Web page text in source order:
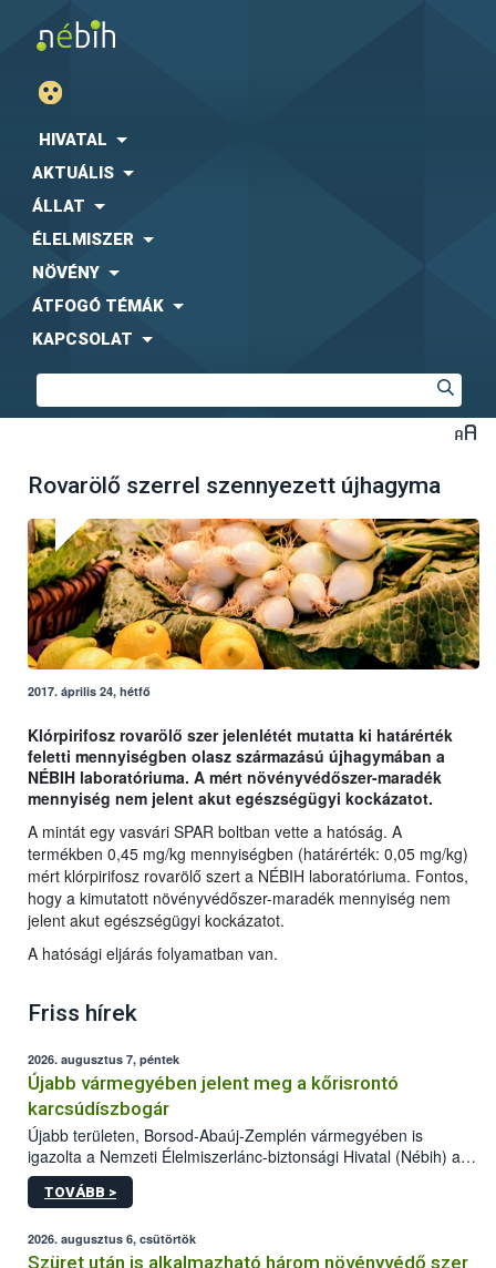
HIVATAL
AKTUÁLIS
ÁLLAT
ÉLELMISZER
NÖVÉNY
ÁTFOGÓ TÉMÁK
KAPCSOLAT
Rovarölő szerrel szennyezett újhagyma
2017. április 24, hétfő
Klórpirifosz rovarölő szer jelenlétét mutatta ki határérték
feletti mennyiségben olasz származású újhagymában a
NÉBIH laboratóriuma. A mért növényvédőszer-maradék
mennyiség nem jelent akut egészségügyi kockázatot.
A mintát egy vasvári SPAR boltban vette a hatóság. A
termékben 0,45 mg/kg mennyiségben (határérték: 0,05 mg/kg)
mért klórpirifosz rovarölő szert a NÉBIH laboratóriuma. Fontos,
hogy a kimutatott növényvédőszer-maradék mennyiség nem
jelent akut egészségügyi kockázatot.
A hatósági eljárás folyamatban van.
Friss hírek
2026. augusztus 7, péntek
Újabb vármegyében jelent meg a kőrisrontó
karcsúdíszbogár
Újabb területen, Borsod-Abaúj-Zemplén vármegyében is
igazolta a Nemzeti Élelmiszerlánc-biztonsági Hivatal (Nébih) a
kőrisrontó karcsúdíszbogár (Agrilus planipennis) jelenlétét. A
kártevőt nem csak színcsapdában találták meg, de már fertőzött
az intenzív felderítést, emellett az intézkedéseket a szlovák
hatósággal is összehangolják a terjedés megállítása érdekében.
TOVÁBB >
2026. augusztus 6, csütörtök
Szüret után is alkalmazható három növényvédő szer